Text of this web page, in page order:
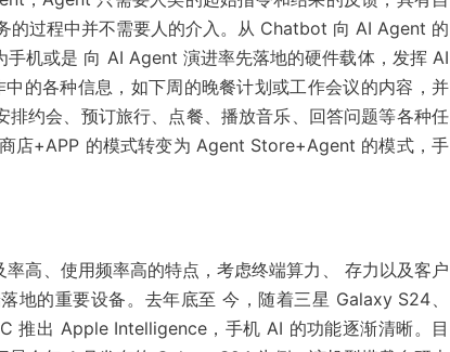
的过程中并不需要人的介入。从 Chatbot 向 AI Agent 的
机或是 向 AI Agent 演进率先落地的硬件载体，发挥 AI
的各种信息，如下周的晚餐计划或工作会议的内容，并
约会、预订旅行、点餐、播放音乐、回答问题等各种任
店+APP 的模式转变为 Agent Store+Agent 的模式，手
高、使用频率高的特点，考虑终端算力、 存力以及客户
地的重要设备。去年底至 今，随着三星 Galaxy S24、
推出 Apple Intelligence，手机 AI 的功能逐渐清晰。目